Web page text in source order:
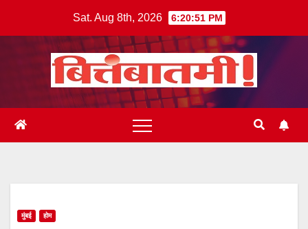
Sat. Aug 8th, 2026 6:20:51 PM
मुंबई होम